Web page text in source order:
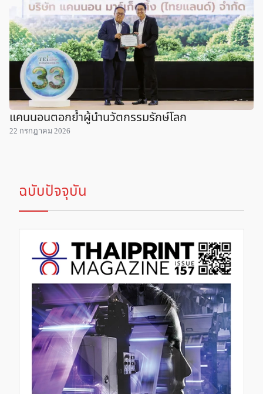
แคนนอนตอกย้ำผู้นำนวัตกรรมรักษ์โลก
22 กรกฎาคม 2026
ฉบับปัจจุบัน